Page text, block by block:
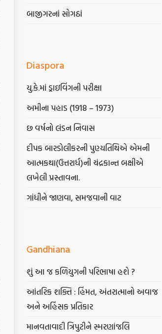
બાજીગરનાં સોગઠાં
Diaspora
યુ.કે.માં ડ્રાઇવિંગની પરીક્ષા
અમીના પહાડ (1918 – 1973)
છ વર્ષનો લંડન નિવાસ
દીપક બારડોલીકરની પુણ્યતિથિએ એમની
આત્મકથા(ઉત્તરાર્ધ)ની ચંદ્રકાન્ત બક્ષીએ
લખેલી પ્રસ્તાવના.
ગાંધીને જાણવા, સમજવાની વાટ
Gandhiana
શું આ જ કળિયુગની પરિભાષા હશે ?
આંતરિક શક્તિ : હિંમત, અંતરાત્માનો અવાજ
અને અહિંસક પ્રતિકાર
માનવતાવાદી ત્રિપુટીને સ્મરણાંજલિ